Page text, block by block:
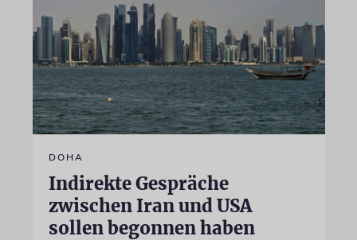
DOHA
Indirekte Gespräche
zwischen Iran und USA
sollen begonnen haben